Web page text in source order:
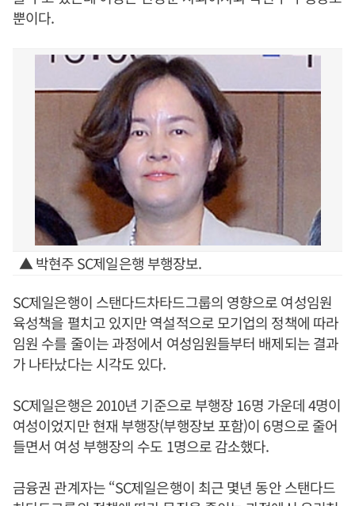
뿐이다.
▲ 박현주 SC제일은행 부행장보.
SC제일은행이 스탠다드차타드그룹의 영향으로 여성임원
육성책을 펼치고 있지만 역설적으로 모기업의 정책에 따라
임원 수를 줄이는 과정에서 여성임원들부터 배제되는 결과
가 나타났다는 시각도 있다.
SC제일은행은 2010년 기준으로 부행장 16명 가운데 4명이
여성이었지만 현재 부행장(부행장보 포함)이 6명으로 줄어
들면서 여성 부행장의 수도 1명으로 감소했다.
금융권 관계자는 “SC제일은행이 최근 몇년 동안 스탠다드